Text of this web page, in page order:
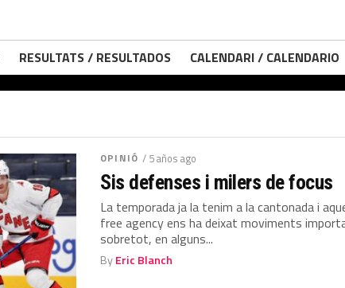
RESULTATS / RESULTADOS CALENDARI / CALENDARIO
OPINIÓ / 5 años ago
Sis defenses i milers de focus
La temporada ja la tenim a la cantonada i
free agency ens ha deixat moviments
sobretot, en alguns...
ByEric Blanch